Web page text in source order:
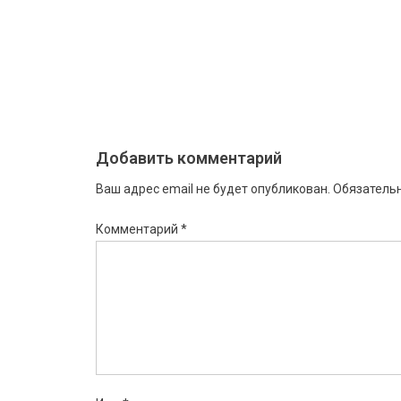
Добавить комментарий
Ваш адрес email не будет опубликован.
Комментарий *